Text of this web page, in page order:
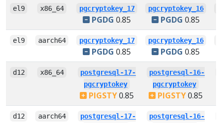
el9 x86_64 pgcryptokey_17
PGDG 0.85
pgcryptokey_16
PGDG 0.85
el9 aarch64 pgcryptokey_17
PGDG 0.85
pgcryptokey_16
PGDG 0.85
d12 x86_64
postgresql-17-
pgcryptokey
PIGSTY0.85
postgresql-16-
pgcryptokey
PIGSTY0.85
d12 aarch64
postgresql-17-
postgresql-16-